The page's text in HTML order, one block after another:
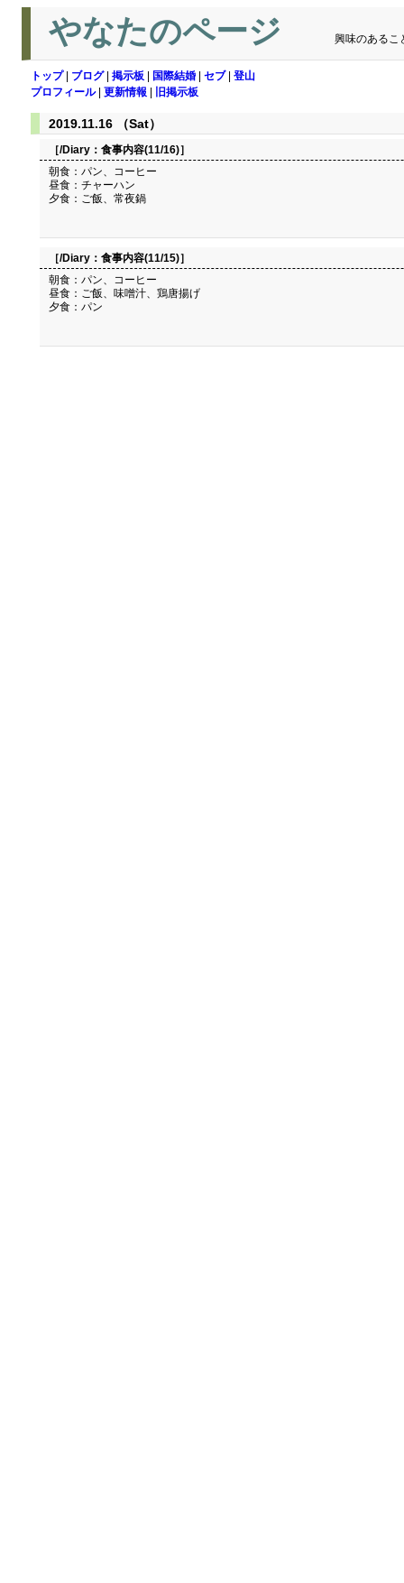
やなたのページ 興味のあるこ
トップ| ブログ| 掲示板 国際結婚 セブ| 登山
プロフィール| 更新情報 旧掲示板
2019.11.16 （Sat）
［/Diary： 食事内容(11/16)］
朝食：パン、コーヒー
昼食：チャーハン
夕食：ご飯、常夜鍋
［/Diary： 食事内容(11/15)］
朝食：パン、コーヒー
昼食：ご飯、味噌汁、鶏唐揚げ
夕食：パン